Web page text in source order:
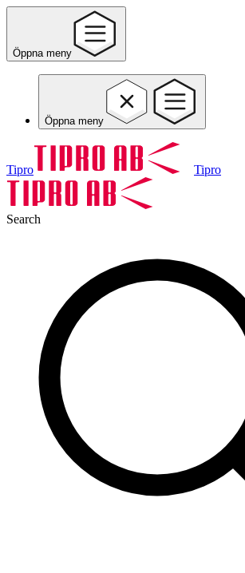
Öppna meny
Öppna meny
Tipro Tipro
Search